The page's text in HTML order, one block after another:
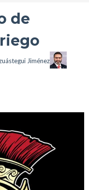
de
Jiménez